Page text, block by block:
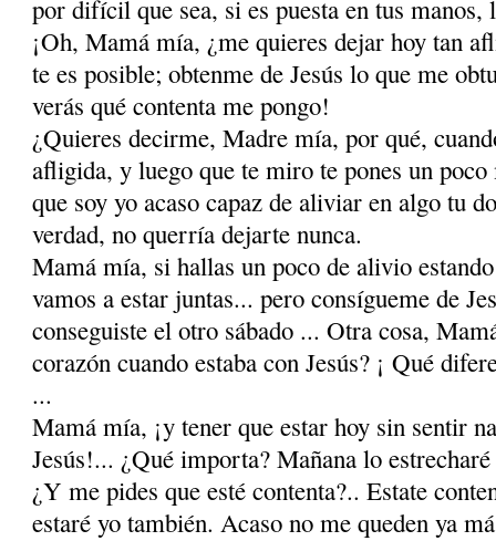
por difícil que sea, si es puesta en tus manos,
¡Oh, Mamá mía, ¿me quieres dejar hoy tan
te es posible; obtenme de Jesús lo que me
verás qué contenta me pongo!
¿Quieres decirme, Madre mía, por qué,
afligida, y luego que te miro te pones un poco
que soy yo acaso capaz de aliviar en algo tu
verdad, no querría dejarte nunca.
Mamá mía, si hallas un poco de alivio
vamos a estar juntas... pero consígueme de
conseguiste el otro sábado ... Otra cosa,
corazón cuando estaba con Jesús? ¡ Qué
...
Mamá mía, ¡y tener que estar hoy sin sentir
Jesús!... ¿Qué importa? Mañana lo
¿Y me pides que esté contenta?.. Estate
estaré yo también. Acaso no me queden ya